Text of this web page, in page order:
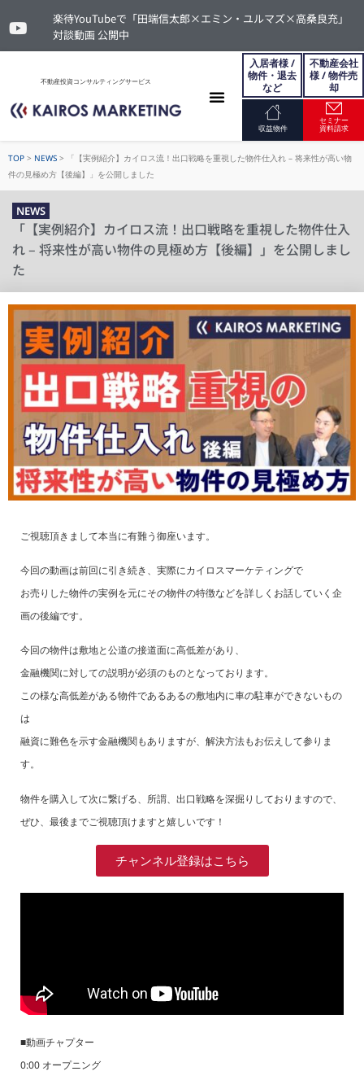
楽待YouTubeで「田端信太郎×エミン・ユルマズ×高桑良充」
対談動画 公開中
不動産投資コンサルティングサービス
入居者様 /
物件・退去
など
不動産会社
様 / 物件売
却
収益物件
セミナー
資料請求
TOP > NEWS >
「【実例紹介】カイロス流！出口戦略を重視した物件仕入れ – 将来性が高い物
件の見極め方【後編】」を公開しました
NEWS
「【実例紹介】カイロス流！出口戦略を重視した物件仕入
れ – 将来性が高い物件の見極め方【後編】」を公開しまし
た
ご視聴頂きまして本当に有難う御座います。
今回の動画は前回に引き続き、実際にカイロスマーケティングで
お売りした物件の実例を元にその物件の特徴などを詳しくお話していく企
画の後編です。
今回の物件は敷地と公道の接道面に高低差があり、
金融機関に対しての説明が必須のものとなっております。
この様な高低差がある物件であるあるの敷地内に車の駐車ができないもの
は
融資に難色を示す金融機関もありますが、解決方法もお伝えして参りま
す。
物件を購入して次に繋げる、所謂、出口戦略を深掘りしておりますので、
ぜひ、最後までご視聴頂けますと嬉しいです！
チャンネル登録はこちら
■動画チャプター
0:00 オープニング